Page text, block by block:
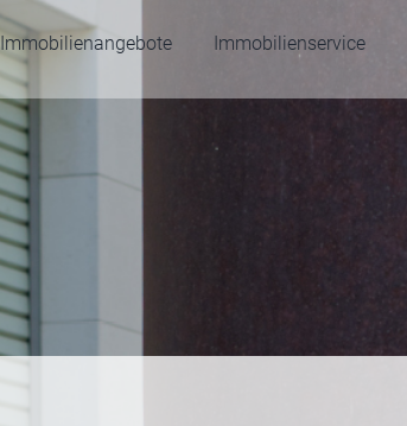
Immobilienangebote Immobilienservice